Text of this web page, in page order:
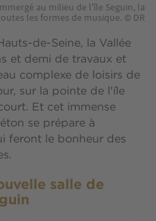
au milieu de l'île Seguin, la
les formes de musique. © DR
de-Seine, la Vallée
et demi de travaux et
complexe de loisirs de
sur la pointe de l'île
Et cet immense
se prépare à
feront le bonheur des
salle de